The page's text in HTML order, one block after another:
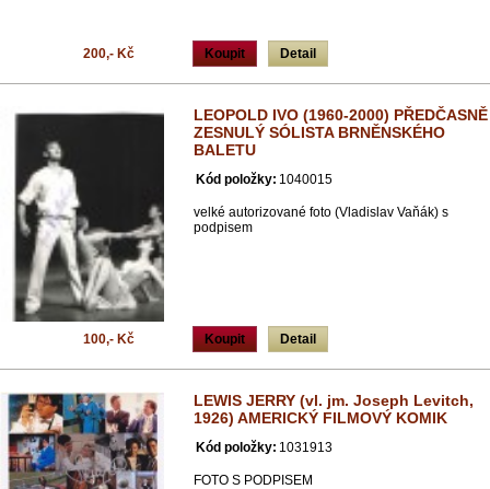
Koupit Detail
200,- Kč
LEOPOLD IVO (1960-2000) PŘEDČASNĚ
ZESNULÝ SÓLISTA BRNĚNSKÉHO
BALETU
Kód položky: 1040015
velké autorizované foto (Vladislav Vaňák) s
podpisem
Koupit Detail
100,- Kč
LEWIS JERRY (vl. jm. Joseph Levitch,
1926) AMERICKÝ FILMOVÝ KOMIK
Kód položky: 1031913
FOTO S PODPISEM